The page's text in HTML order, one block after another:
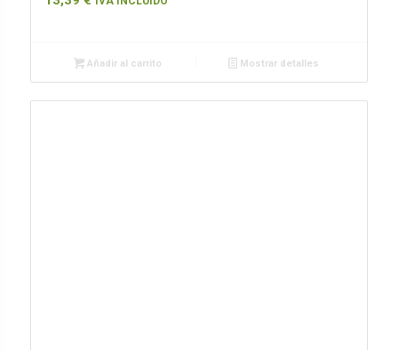
Añadir al carrito Mostrar detalles